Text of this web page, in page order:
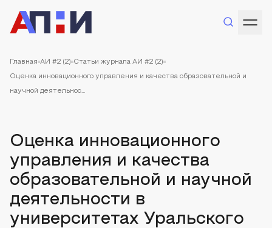
Главная АИ #2 (2) Статьи журнала АИ #2 (2)
Оценка инновационного управления и качества образовательной и
научной деятельнос...
Оценка инновационного
управления и качества
образовательной и научной
деятельности в
университетах Уральского